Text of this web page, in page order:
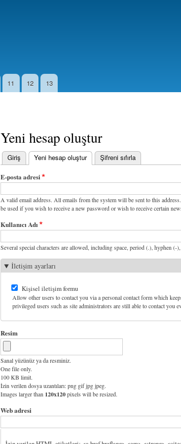
11 12 13
Yeni hesap oluştur
Birincil
sekmeler
Giriş Yeni hesap oluştur(etkin sekme)
Şifreni sıfırla
E-posta adresi
A valid email address. All emails from the system will be sent to this
be used if you wish to receive a new password or wish to receive certain
Kullanıcı Adı
Several special characters are allowed, including space, period (.), hyphen
İletişim ayarları
Kişisel iletişim formu
Allow other users to contact you via a personal contact form which
privileged users such as site administrators are still able to contact you
Resim
Sanal yüzünüz ya da resminiz.
One file only.
100 KB limit.
İzin verilen dosya uzantıları: png gif jpg jpeg.
Images larger than 120x120pixels will be resized.
Web adresi